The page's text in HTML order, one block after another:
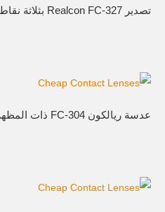
تصدير Realcon FC-327 بثلاثة نقاط اتصال نغمة
عدسة ريالكون FC-304 ذات المظهر الطبيعي